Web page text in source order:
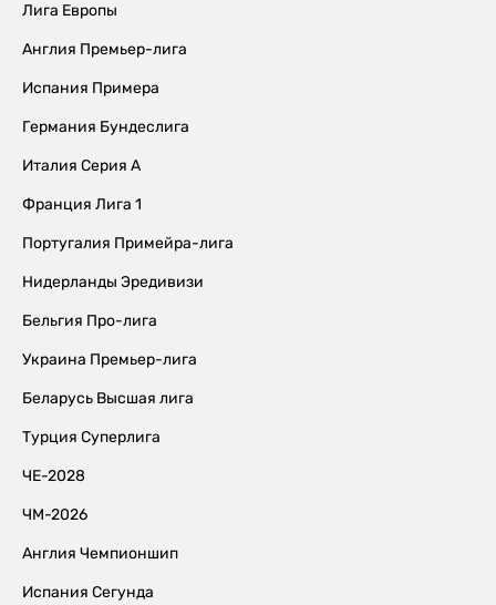
Лига Европы
Англия Премьер-лига
Испания Примера
Германия Бундеслига
Италия Серия А
Франция Лига 1
Португалия Примейра-лига
Нидерланды Эредивизи
Бельгия Про-лига
Украина Премьер-лига
Беларусь Высшая лига
Турция Суперлига
ЧЕ-2028
ЧМ-2026
Англия Чемпионшип
Испания Сегунда